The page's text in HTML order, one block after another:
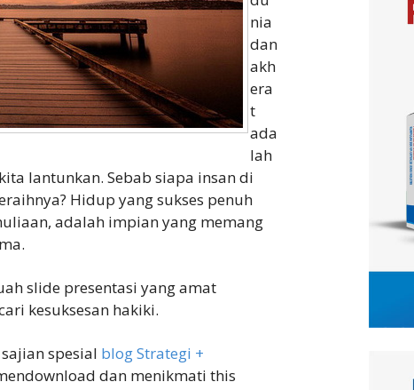
nia
dan
akh
era
t
ada
lah
lantunkan. Sebab siapa insan di
Hidup yang sukses penuh
adalah impian yang memang
slide presentasi yang amat
kesuksesan hakiki.
spesial blog Strategi +
dan menikmati this